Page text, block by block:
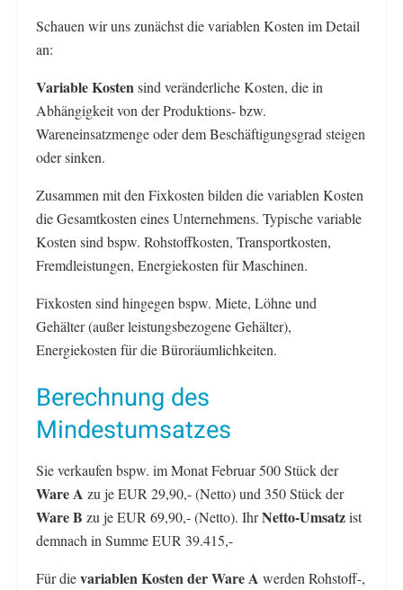
Schauen wir uns zunächst die variablen Kosten im Detail
an:
Variable Kostensind veränderliche Kosten, die in
Abhängigkeit von der Produktions- bzw.
Wareneinsatzmenge oder dem Beschäftigungsgrad steigen
oder sinken.
Zusammen mit den Fixkosten bilden die variablen Kosten
die Gesamtkosten eines Unternehmens. Typische variable
Kosten sind bspw. Rohstoffkosten, Transportkosten,
Fremdleistungen, Energiekosten für Maschinen.
Fixkosten sind hingegen bspw. Miete, Löhne und
Gehälter (außer leistungsbezogene Gehälter),
Energiekosten für die Büroräumlichkeiten.
Berechnung des
Mindestumsatzes
Sie verkaufen bspw. im Monat Februar 500 Stück der
Ware A zu je EUR 29,90,- (Netto) und 350 Stück der
Ware B zu je EUR 69,90,- (Netto). IhrNetto-Umsatzist
demnach in Summe EUR 39.415,-
Für dievariablen Kosten der Ware A werden Rohstoff-,